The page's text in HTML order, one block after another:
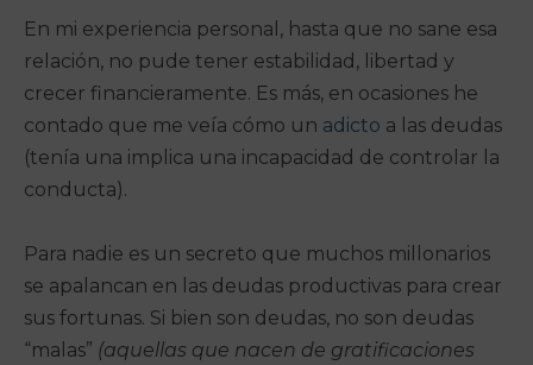
En mi experiencia personal, hasta que no sane esa
relación, no pude tener estabilidad, libertad y
crecer financieramente. Es más, en ocasiones he
contado que me veía cómo un adicto a las deudas
(tenía una implica una incapacidad de controlar la
conducta).
Para nadie es un secreto que muchos millonarios
se apalancan en las deudas productivas para crear
sus fortunas. Si bien son deudas, no son deudas
“malas” (aquellas que nacen de gratificaciones